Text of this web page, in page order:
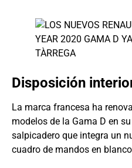
Disposición
La marca francesa ha
modelos de la Gama D en
salpicadero que integra un
cuadro de mandos en